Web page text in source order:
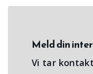
Meld din
Vi tar